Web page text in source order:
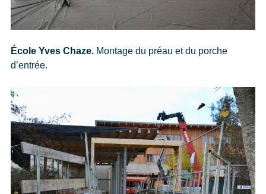
École Yves Chaze.Montage du préau et du porche
d’entrée.